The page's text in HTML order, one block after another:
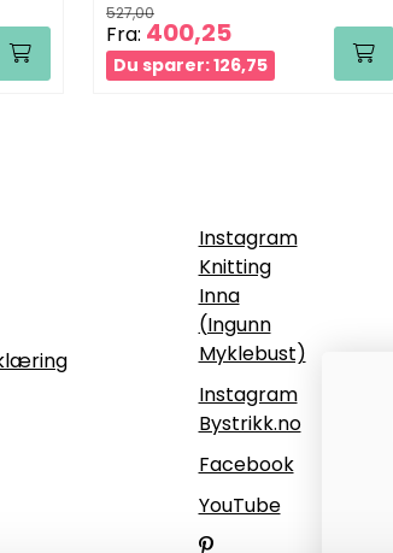
527,00
Fra: 400,25
Du sparer: 126,75
Instagram
Knitting
Inna
(Ingunn
Myklebust)
Instagram
Bystrikk.no
Facebook
YouTube